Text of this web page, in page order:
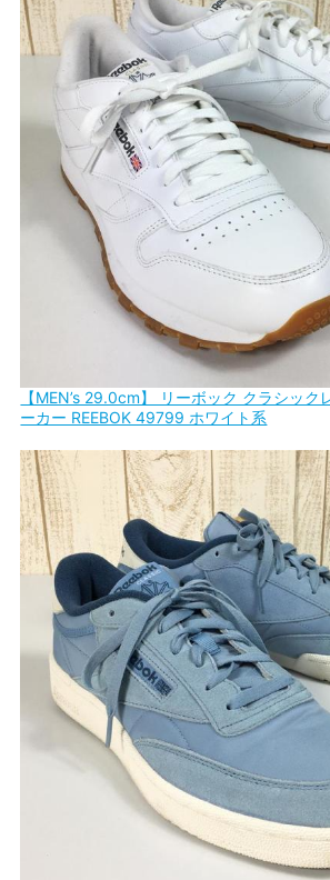
【MEN’s 29.0cm】 リーボック クラシック
ーカー REEBOK 49799 ホワイト系